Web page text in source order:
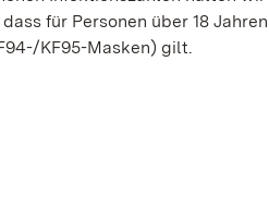
für Personen über 18
KF95-Masken) gilt.